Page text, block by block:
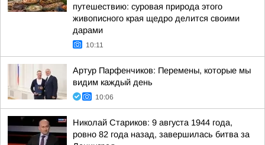
путешествию: суровая природа этого
живописного края щедро делится своими
дарами
10:11
Артур Парфенчиков: Перемены, которые мы
видим каждый день
10:06
Николай Стариков: 9 августа 1944 года,
ровно 82 года назад, завершилась битва за